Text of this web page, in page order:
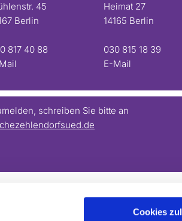
Cookies
45
Berlin
817 40 88
Heimat 27
14165 Berlin
030 815 18 39
E-Mail
schreiben Sie bitte an